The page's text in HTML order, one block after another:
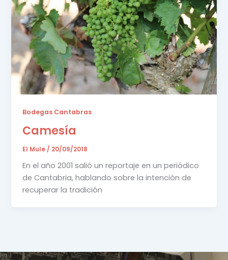
Bodegas Cantabras
Camesía
El Mule / 20/09/2018
En el año 2001 salió un reportaje en un periódico
de Cantabria, hablando sobre la intención de
recuperar la tradición